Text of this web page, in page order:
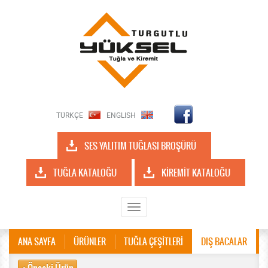
TÜRKÇE ENGLISH
SES YALITIM TUĞLASI BROŞÜRÜ
TUĞLA KATALOĞU
KİREMİT KATALOĞU
Toggle
navigation
ANA SAYFA ÜRÜNLER TUĞLA ÇEŞİTLERİ DIŞ BACALAR